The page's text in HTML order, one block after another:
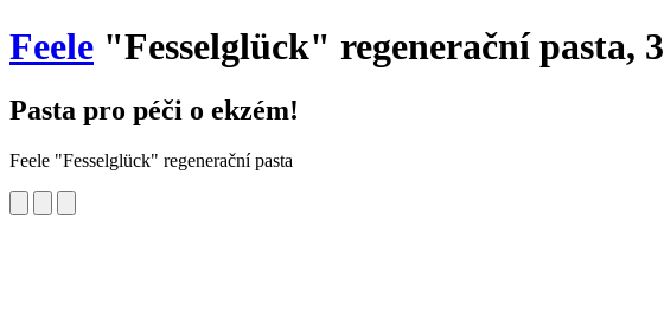
Feele "Fesselglück" regenerační pasta,
Pasta pro péči o ekzém!
Feele "Fesselglück" regenerační pasta